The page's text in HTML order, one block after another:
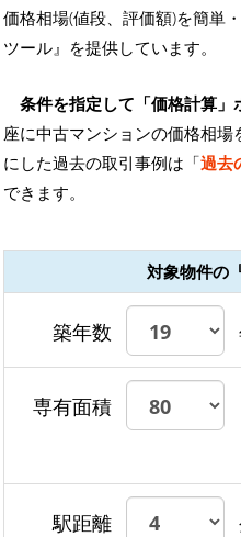
価格相場(値段、評価額)を簡単
ツール』を提供しています。
条件を指定して「価格計算」
座に中古マンションの価格相
にした過去の取引事例は「過去
できます。
対象物件の
築年数
専有面積
駅距離